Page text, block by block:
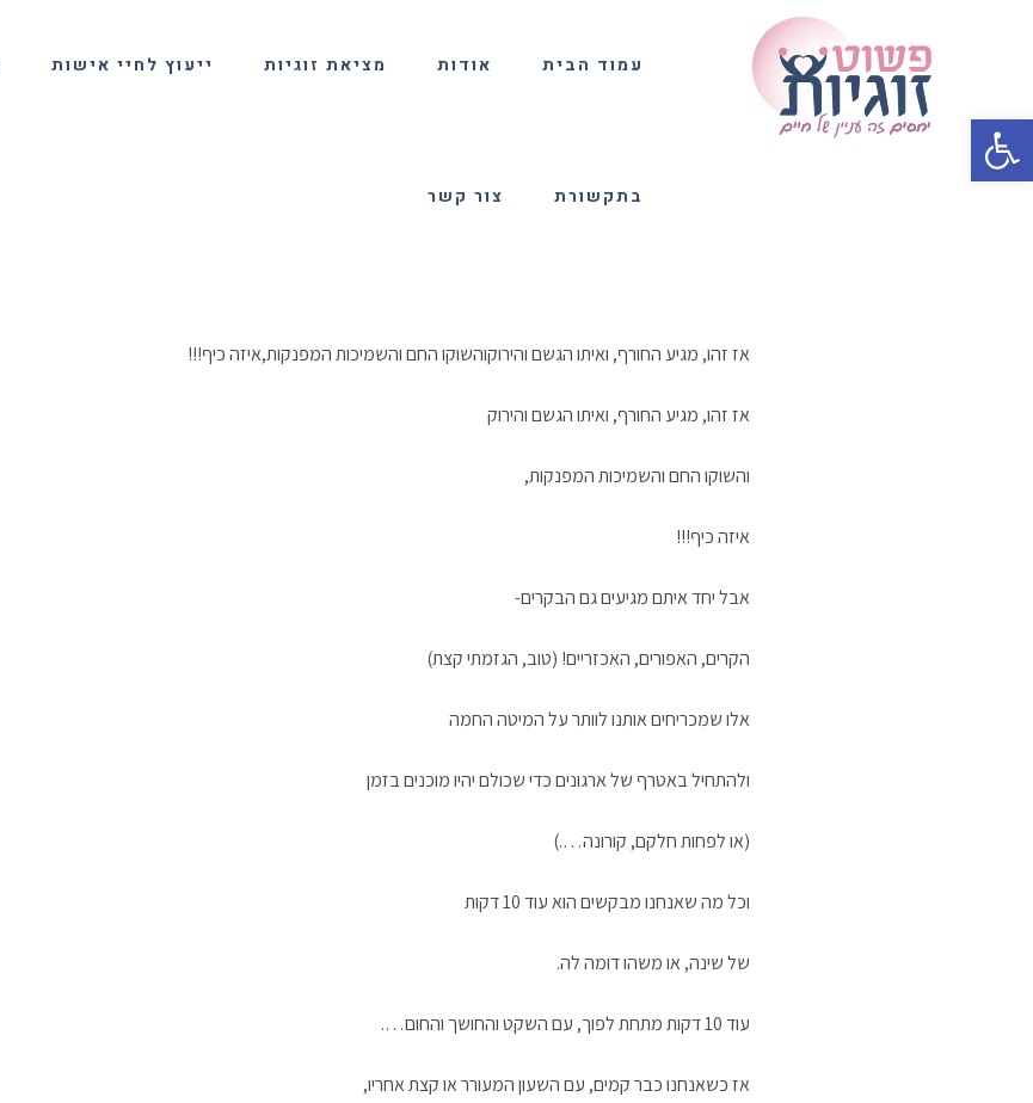
פתח סרגל נגישות
עמוד הבית אודות מציאת זוגיות ייעוץ לחיי אישות
בתקשורת צור קשר
אז זהו, מגיע החורף, ואיתו הגשם והירוקוהשוקו החם והשמיכות המפנקות,איזה כיף!!!
אז זהו, מגיע החורף, ואיתו הגשם והירוק
והשוקו החם והשמיכות המפנקות,
איזה כיף!!!
אבל יחד איתם מגיעים גם הבקרים-
הקרים, האפורים, האכזריים! (טוב, הגזמתי קצת)
אלו שמכריחים אותנו לוותר על המיטה החמה
ולהתחיל באטרף של ארגונים כדי שכולם יהיו מוכנים בזמן
(או לפחות חלקם, קורונה….)
וכל מה שאנחנו מבקשים הוא עוד 10 דקות
של שינה, או משהו דומה לה.
עוד 10 דקות מתחת לפוך, עם השקט והחושך והחום….
אז כשאנחנו כבר קמים, עם השעון המעורר או קצת אחריו,